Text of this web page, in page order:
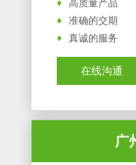
♦
高质量产品
♦
准确的交期
♦
真诚的服务
在线沟通
广